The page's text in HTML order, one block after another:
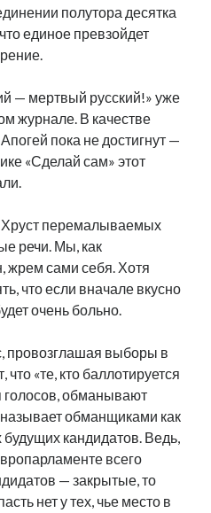
андрус ансип
видео
высказывание
обучение эстонскому
партия
пресса программа
роман
экономика эстонии
полутора десятка
единое превзойдет
— мертвый русский!» уже
журнале. В качестве
пока не достигнут —
«Сделай сам» этот
Хруст перемалываемых
речи. Мы, как
жрем сами себя. Хотя
что если вначале вкусно
очень больно.
провозглашая выборы в
«те, кто баллотируется
голосов, обманывают
обманщиками как
кандидатов. Ведь,
всего
— закрытые, то
нет у тех, чье место в